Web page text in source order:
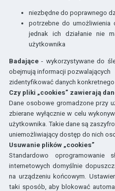
niezbędne do poprawnego
potrzebne do umożliwienia
jednak ich działanie nie
użytkownika
Badające - wykorzystywane do
obejmują informacji pozwalających
zidentyfikować danych
Czy pliki „cookies” zawierają
Dane osobowe gromadzone przy
zbierane wyłącznie w celu
użytkownika. Takie dane są
uniemożliwiający dostęp do nich
Usuwanie plików „cookies”
Standardowo oprogramowanie
internetowych domyślnie
na urządzeniu końcowym.
taki sposób, aby blokować